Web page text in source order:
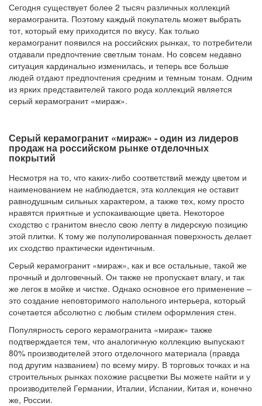
Сегодня существует более 2 тысяч различных коллекций
керамогранита. Поэтому каждый покупатель может выбрать
тот, который ему приходится по вкусу. Как только
керамогранит появился на российских рынках, то потребители
отдавали предпочтение светлым тонам. Но совсем недавно
ситуация кардинально изменилась, и теперь все больше
людей отдают предпочтения средним и темным тонам. Одним
из ярких представителей такого рода коллекций является
серый керамогранит «мираж».
Серый керамогранит «мираж» - один из лидеров
продаж на российском рынке отделочных
покрытий
Несмотря на то, что каких-либо соответствий между цветом и
наименованием не наблюдается, эта коллекция не оставит
равнодушным сильных характером, а также тех, кому просто
нравятся приятные и успокаивающие цвета. Некоторое
сходство с гранитом внесло свою лепту в лидерскую позицию
этой плитки. К тому же полуполированная поверхность делает
их сходство практически идентичным.
Серый керамогранит «мираж», как и все остальные, такой же
прочный и долговечный. Он также не пропускает влагу, и так
же легок в мойке и чистке. Однако основное его применение –
это создание неповторимого напольного интерьера, который
сочетается абсолютно с любым стилем оформления стен.
Популярность серого керамогранита «мираж» также
подтверждается тем, что аналогичную коллекцию выпускают
80% производителей этого отделочного материала (правда
под другим названием) по всему миру. В торговых точках и на
строительных рынках похожие расцветки Вы можете найти и у
производителей Германии, Италии, Испании, Китая и, конечно
же, России.